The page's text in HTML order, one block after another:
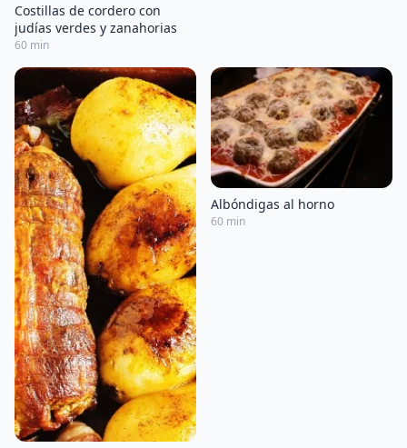
Costillas de cordero con
judías verdes y zanahorias
60 min
Albóndigas al horno
60 min